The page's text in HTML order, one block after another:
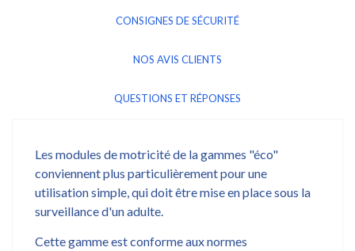
CONSIGNES DE SÉCURITÉ
NOS AVIS CLIENTS
QUESTIONS ET RÉPONSES
Les modules de motricité de la gammes "éco"
conviennent plus particulièrement pour une
utilisation simple, qui doit être mise en place sous la
surveillance d'un adulte.
Cette gamme est conforme aux normes